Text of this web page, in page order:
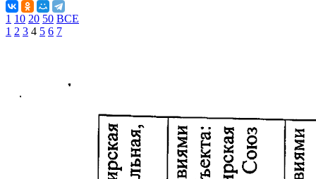
1 10 20 50 ВСЕ
1 2 3 4 5 6 7